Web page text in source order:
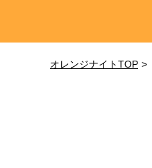
オレンジナイトTOP